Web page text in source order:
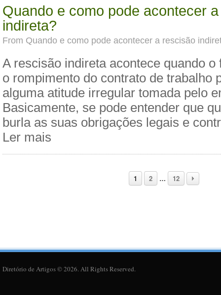
Quando e como pode acontecer
indireta?
From Quando e como pode acontecer a rescisão
A rescisão indireta acontece quando
o rompimento do contrato de trabalho
alguma atitude irregular tomada pelo
Basicamente, se pode entender que
burla as suas obrigações legais e
Ler mais
1 2 … 12
Diretório de Artigos © 2026. All Rights Reserved.